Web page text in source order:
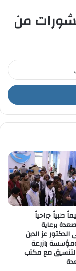
من
طبياً جراحياً
برعاية
عز الدين
بازرعة
مع مكتب